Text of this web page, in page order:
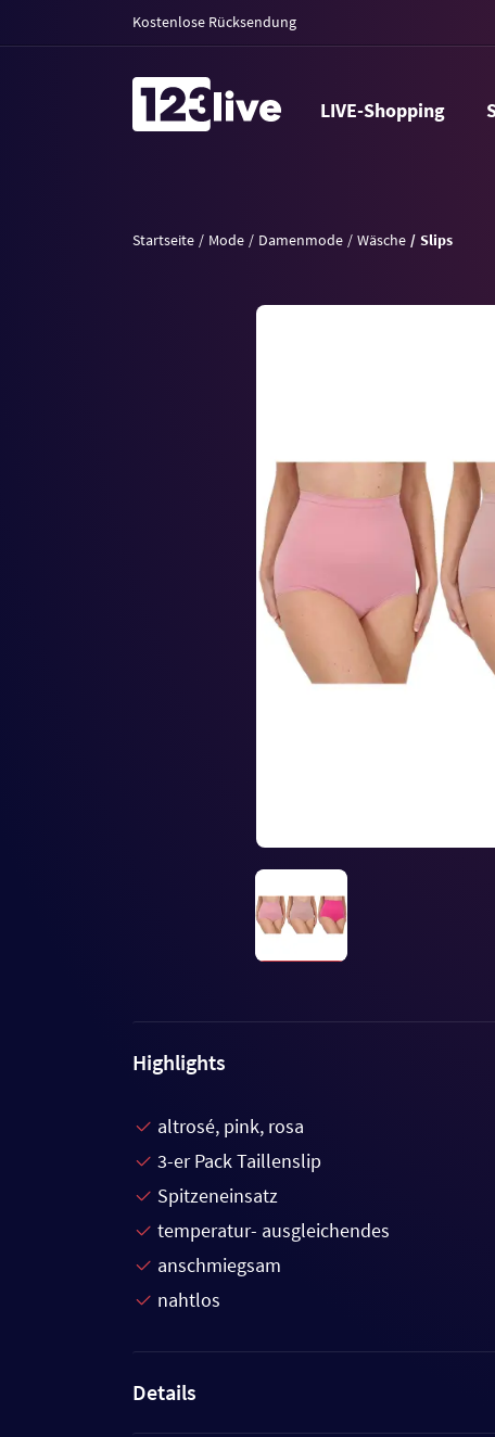
Kostenlose Rücksendung
LIVE-Shopping
Startseite Mode Damenmode Wäsche Slips
Highlights
altrosé, pink, rosa
3-er Pack Taillenslip
Spitzeneinsatz
temperatur- ausgleichendes
anschmiegsam
nahtlos
Details